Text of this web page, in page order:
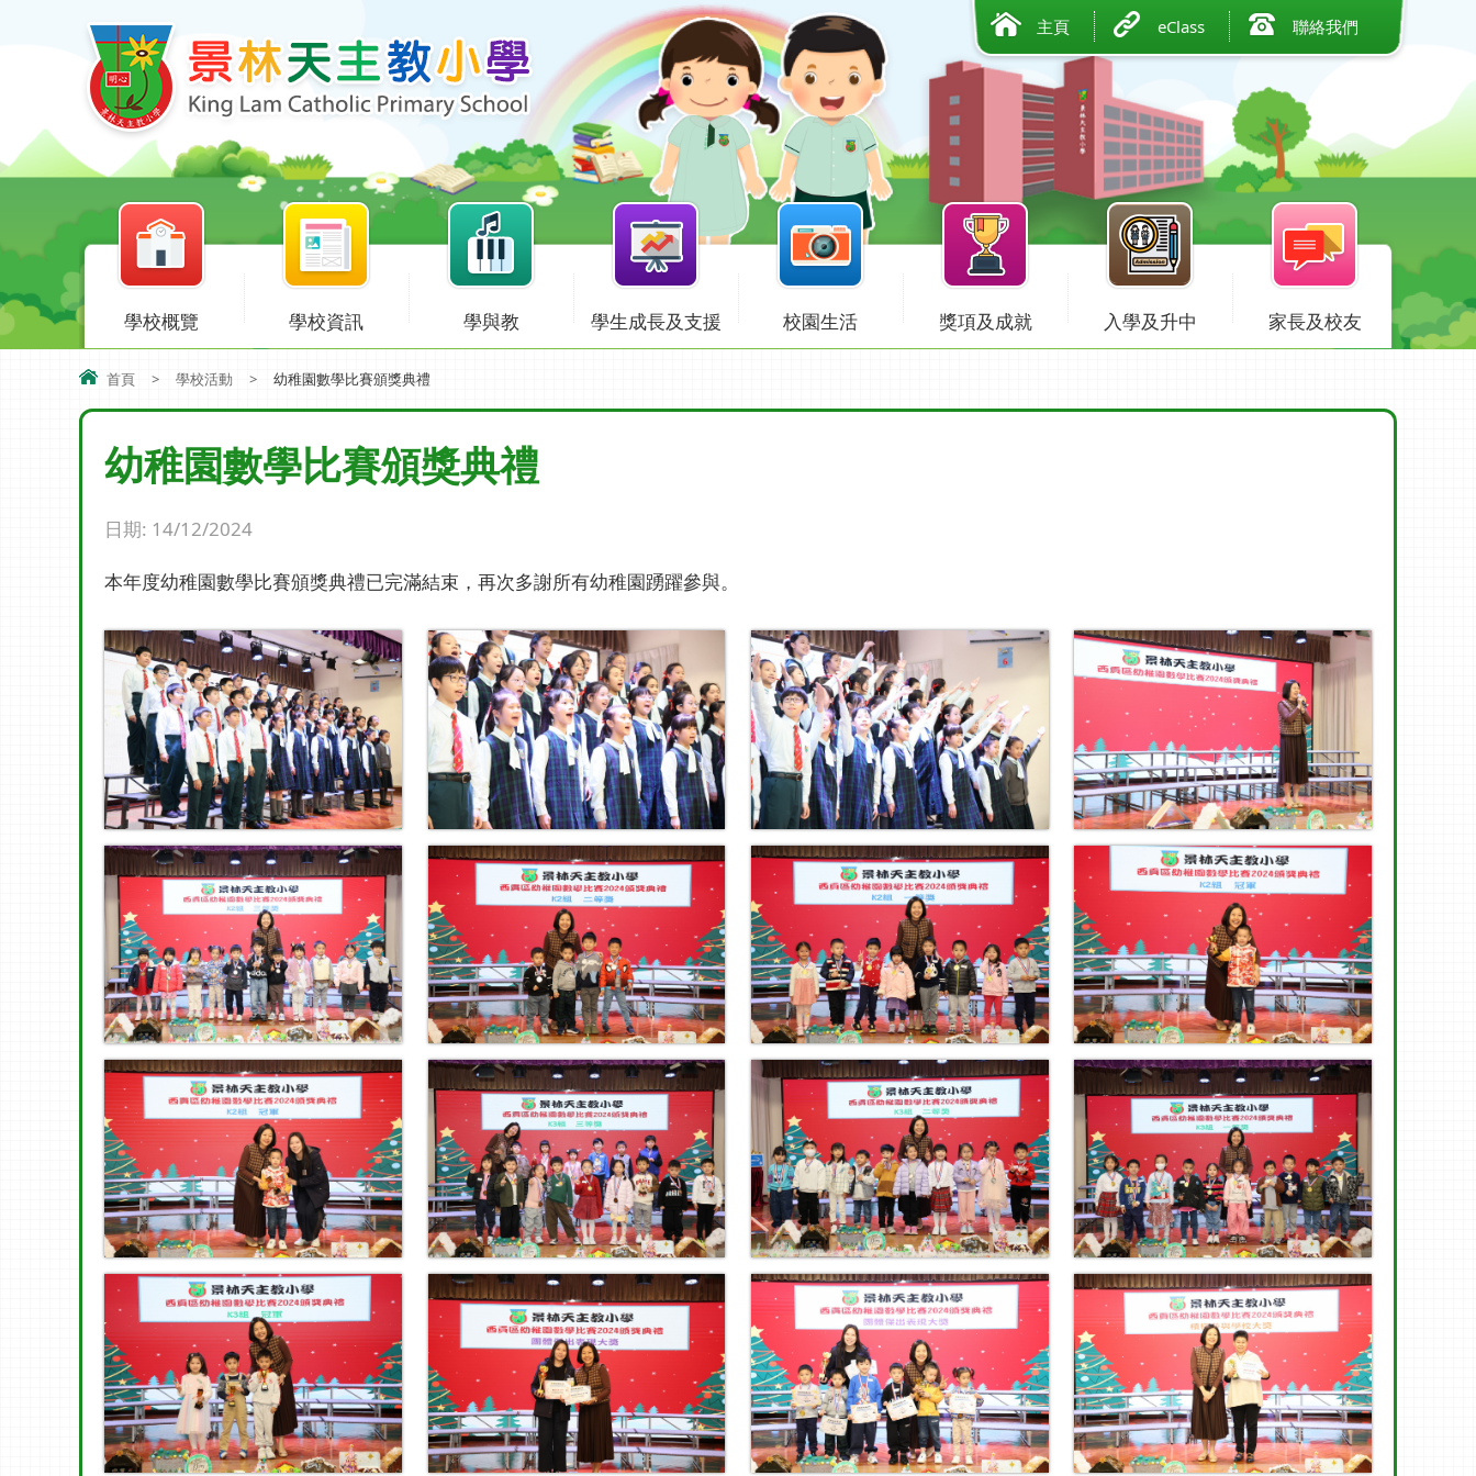
主頁 eClass 聯絡我們
學校概覽 學校資訊 學與教 學生成長及支援 校園生活 獎項及成就 入學及升中 家長及校友
首頁 > 學校活動 > 幼稚園數學比賽頒獎典禮
幼稚園數學比賽頒獎典禮
日期: 14/12/2024
本年度幼稚園數學比賽頒獎典禮已完滿結束，再次多謝所有幼稚園踴躍參與。